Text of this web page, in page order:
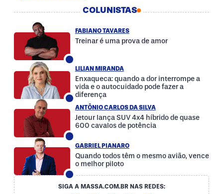
COLUNISTAS
FABIANO TAVARES
Treinar é uma prova de amor
LILIAN MIRANDA
Enxaqueca: quando a dor interrompe a
vida e o autocuidado pode fazer a
diferença
ANTÔNIO CARLOS DA SILVA
Jetour lança SUV 4x4 híbrido de quase
600 cavalos de potência
GABRIEL PIANARO
Quando todos têm o mesmo avião, vence
o melhor piloto
SIGA A MASSA.COM.BR NAS REDES: